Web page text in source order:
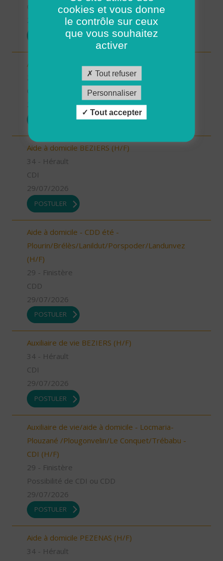
29/07/2026
POSTULER
Aide à domicile - CDD été - Saint-Renan (H/F)
Aide à domicile BEZIERS (H/F)
34 - Hérault
CDI
29/07/2026
POSTULER
Aide à domicile - CDD été -
Plourin/Brélès/Lanildut/Porspoder/Landunvez
(H/F)
29 - Finistère
CDD
29/07/2026
POSTULER
Auxiliaire de vie BEZIERS (H/F)
34 - Hérault
CDI
29/07/2026
POSTULER
Auxiliaire de vie/aide à domicile - Locmaria-
Plouzané /Plougonvelin/Le Conquet/Trébabu -
CDI (H/F)
29 - Finistère
Possibilité de CDI ou CDD
29/07/2026
POSTULER
Aide à domicile PEZENAS (H/F)
34 - Hérault
cookies et vous donne
le contrôle sur ceux
que vous souhaitez
activer
Tout refuser
Personnaliser
Tout accepter